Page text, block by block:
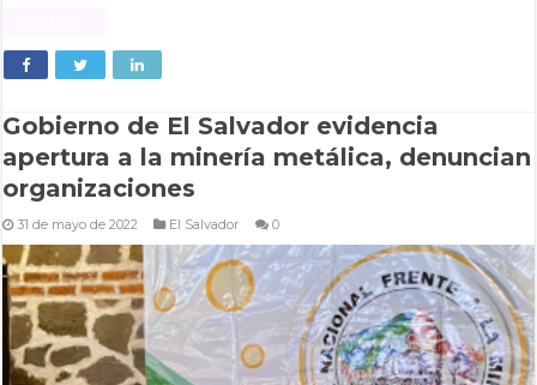
Gobierno de El Salvador evidencia
apertura a la minería metálica, denuncian
organizaciones
31 de mayo de 2022 El Salvador 0